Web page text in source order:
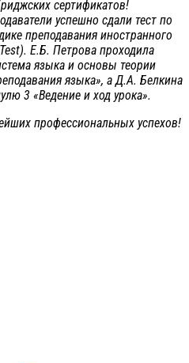
сертификатов!
успешно сдали тест по
преподавания иностранного
Е.Б. Петрова проходила
языка и основы теории
языка», а Д.А. Белкина
3 «Ведение и ход урока».
профессиональных успехов!